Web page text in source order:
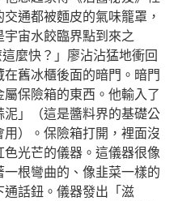
通都被麵皮的氣味籠罩，
宙水餃臨界點到來之
麼快？」廖沾沾猛地衝回
舊冰櫃後面的暗門。暗門
保險箱的東西。他輸入了
」（這是醬料界的基礎公
）。保險箱打開，裡面沒
光芒的儀器。這儀器很像
根彎曲的、像韭菜一樣的
話鈕。儀器發出「滋